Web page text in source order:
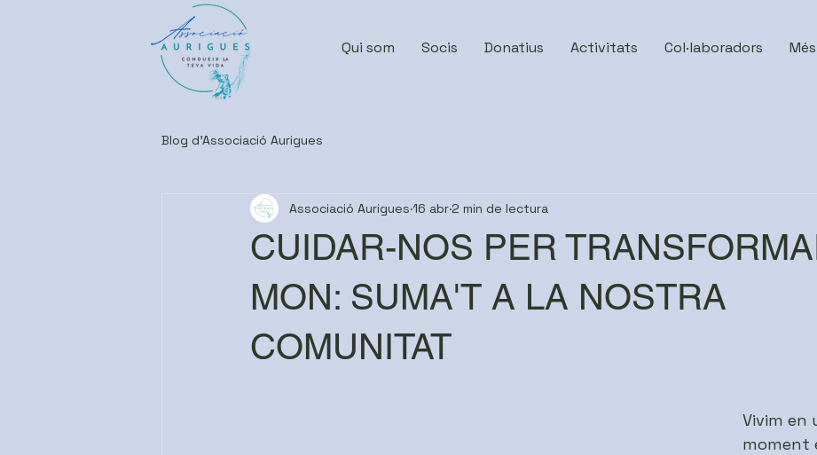
Qui som Socis Donatius Activitats Col·laboradors Més
Blog d'Associació Aurigues
CUIDAR-NOS PER
MON: SUMA'T A LA NOSTRA
COMUNITAT
Associació Aurigues 16 abr 2 min de lectura
Vivim en
moment